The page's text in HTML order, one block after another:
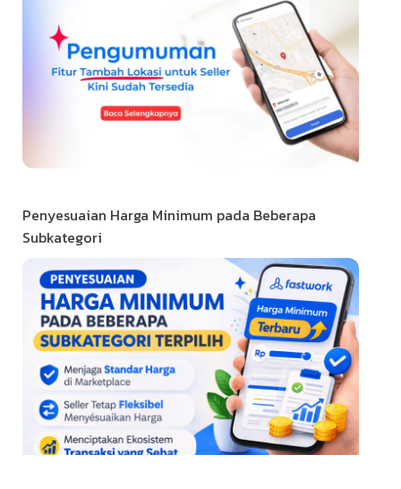
Penyesuaian Harga Minimum pada Beberapa
Subkategori